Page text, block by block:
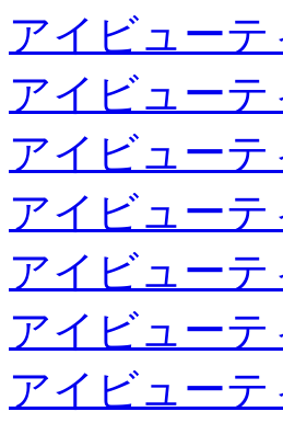
アイビュー
アイビュー
アイビュー
アイビュー
アイビュー
アイビュー
アイビュー